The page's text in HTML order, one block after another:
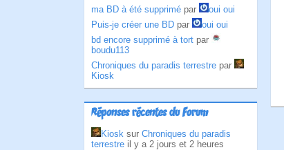
ma BD à été supprimé par
oui oui
Puis-je créer une BD par
oui oui
bd encore supprimé à tort par
boudu113
Chroniques du paradis terrestre par
Kiosk
Réponses récentes du Forum
Kiosk sur Chroniques du paradis
terrestre il y a 2 jours et 2 heures